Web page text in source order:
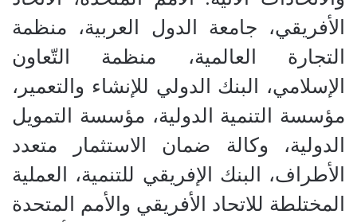
الأفريقي، جامعة الدول العربية، منظمة
التجارة العالمية، منظمة التّعاون
الإسلامي، البنك الدولي للإنشاء والتعمير،
مؤسسة التنمية الدولية، مؤسسة التمويل
الدولية، وكالة ضمان الاستثمار متعدد
الأطراف، البنك الإفريقي للتنمية، العملية
المختلطة للاتحاد الأفريقي والأمم المتحدة